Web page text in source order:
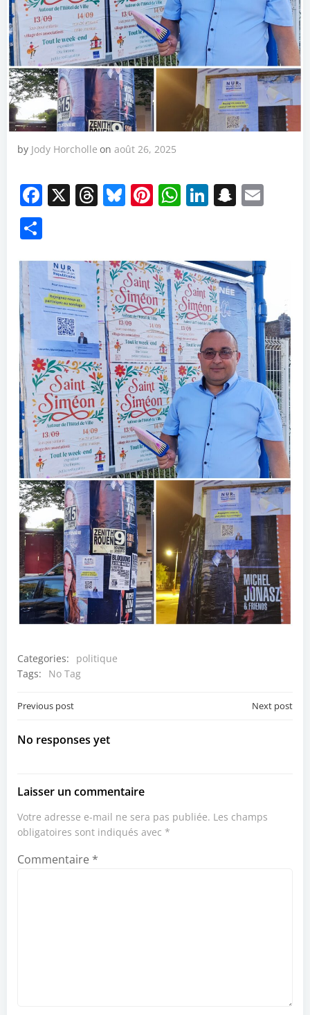
by Jody Horcholle on août 26, 2025
Facebook
X Threads
Bluesky
Pinterest
WhatsApp
LinkedIn
Categories:
politique
Tags:
No Tag
Post
navigation
Previous post Next post
No responses yet
Laisser un commentaire
Votre adresse e-mail ne sera pas publiée. Les champs
obligatoires sont indiqués avec *
Commentaire *